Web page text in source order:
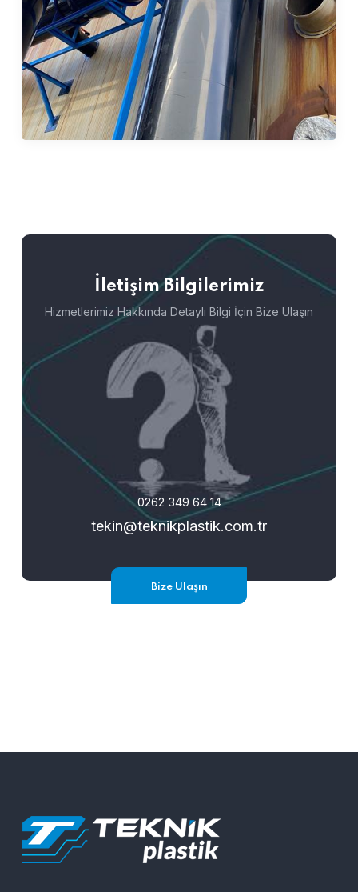
İletişim Bilgilerimiz
Hizmetlerimiz Hakkında Detaylı Bilgi İçin Bize Ulaşın
0262 349 64 14
tekin@teknikplastik.com.tr
Bize Ulaşın